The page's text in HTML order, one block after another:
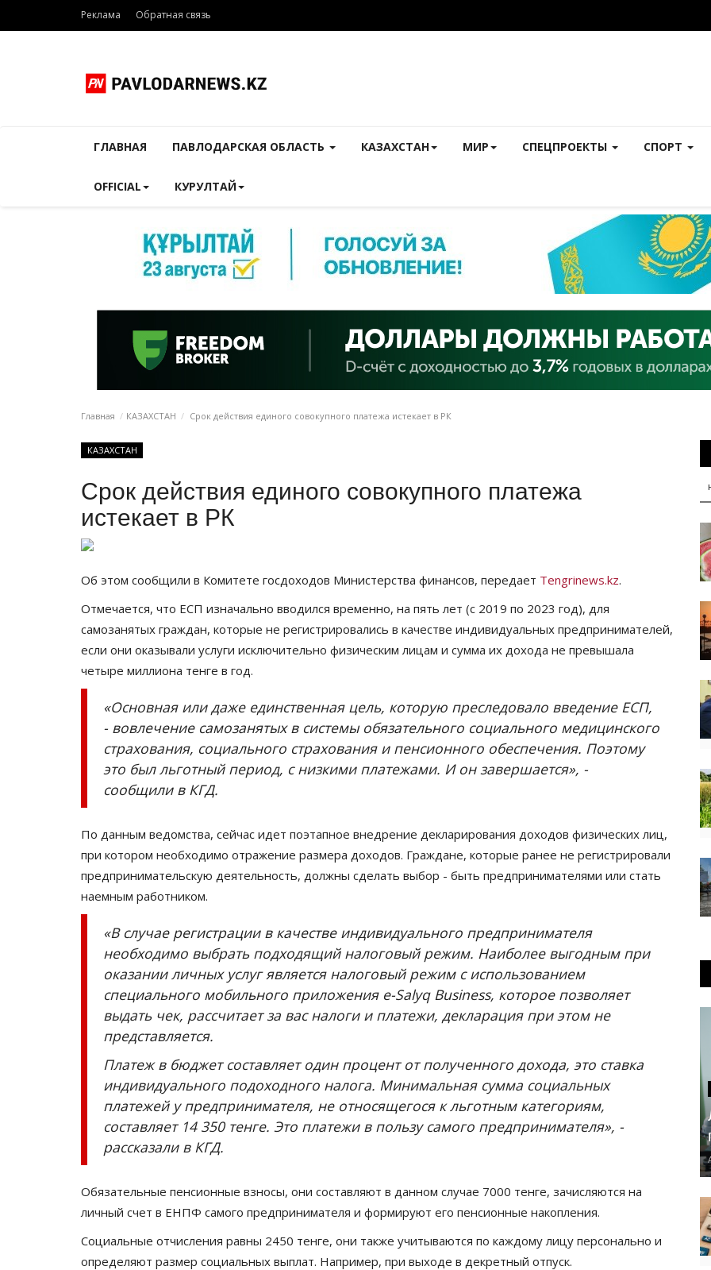
Реклама Обратная связь
ГЛАВНАЯ ПАВЛОДАРСКАЯ ОБЛАСТЬ КАЗАХСТАН МИР СПЕЦПРОЕКТЫ СПОРТ
OFFICIAL КУРУЛТАЙ
Главная КАЗАХСТАН Срок действия единого совокупного платежа истекает в РК
КАЗАХСТАН
Срок действия единого совокупного платежа
истекает в РК
Об этом сообщили в Комитете госдоходов Министерства финансов, передает Tengrinews.kz.
Отмечается, что ЕСП изначально вводился временно, на пять лет (с 2019 по 2023 год), для
самозанятых граждан, которые не регистрировались в качестве индивидуальных предпринимателей,
если они оказывали услуги исключительно физическим лицам и сумма их дохода не превышала
четыре миллиона тенге в год.
«Основная или даже единственная цель, которую преследовало введение ЕСП,
- вовлечение самозанятых в системы обязательного социального медицинского
страхования, социального страхования и пенсионного обеспечения. Поэтому
это был льготный период, с низкими платежами. И он завершается», -
сообщили в КГД.
По данным ведомства, сейчас идет поэтапное внедрение декларирования доходов физических лиц,
при котором необходимо отражение размера доходов. Граждане, которые ранее не регистрировали
предпринимательскую деятельность, должны сделать выбор - быть предпринимателями или стать
наемным работником.
«В случае регистрации в качестве индивидуального предпринимателя
необходимо выбрать подходящий налоговый режим. Наиболее выгодным при
оказании личных услуг является налоговый режим с использованием
специального мобильного приложения e-Salyq Business, которое позволяет
выдать чек, рассчитает за вас налоги и платежи, декларация при этом не
представляется.
Платеж в бюджет составляет один процент от полученного дохода, это ставка
индивидуального подоходного налога. Минимальная сумма социальных
платежей у предпринимателя, не относящегося к льготным категориям,
составляет 14 350 тенге. Это платежи в пользу самого предпринимателя», -
рассказали в КГД.
Обязательные пенсионные взносы, они составляют в данном случае 7000 тенге, зачисляются на
личный счет в ЕНПФ самого предпринимателя и формируют его пенсионные накопления.
Социальные отчисления равны 2450 тенге, они также учитываются по каждому лицу персонально и
определяют размер социальных выплат. Например, при выходе в декретный отпуск.